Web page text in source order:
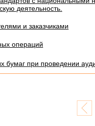
деятельность.
и заказчиками
операций
бумаг при проведении